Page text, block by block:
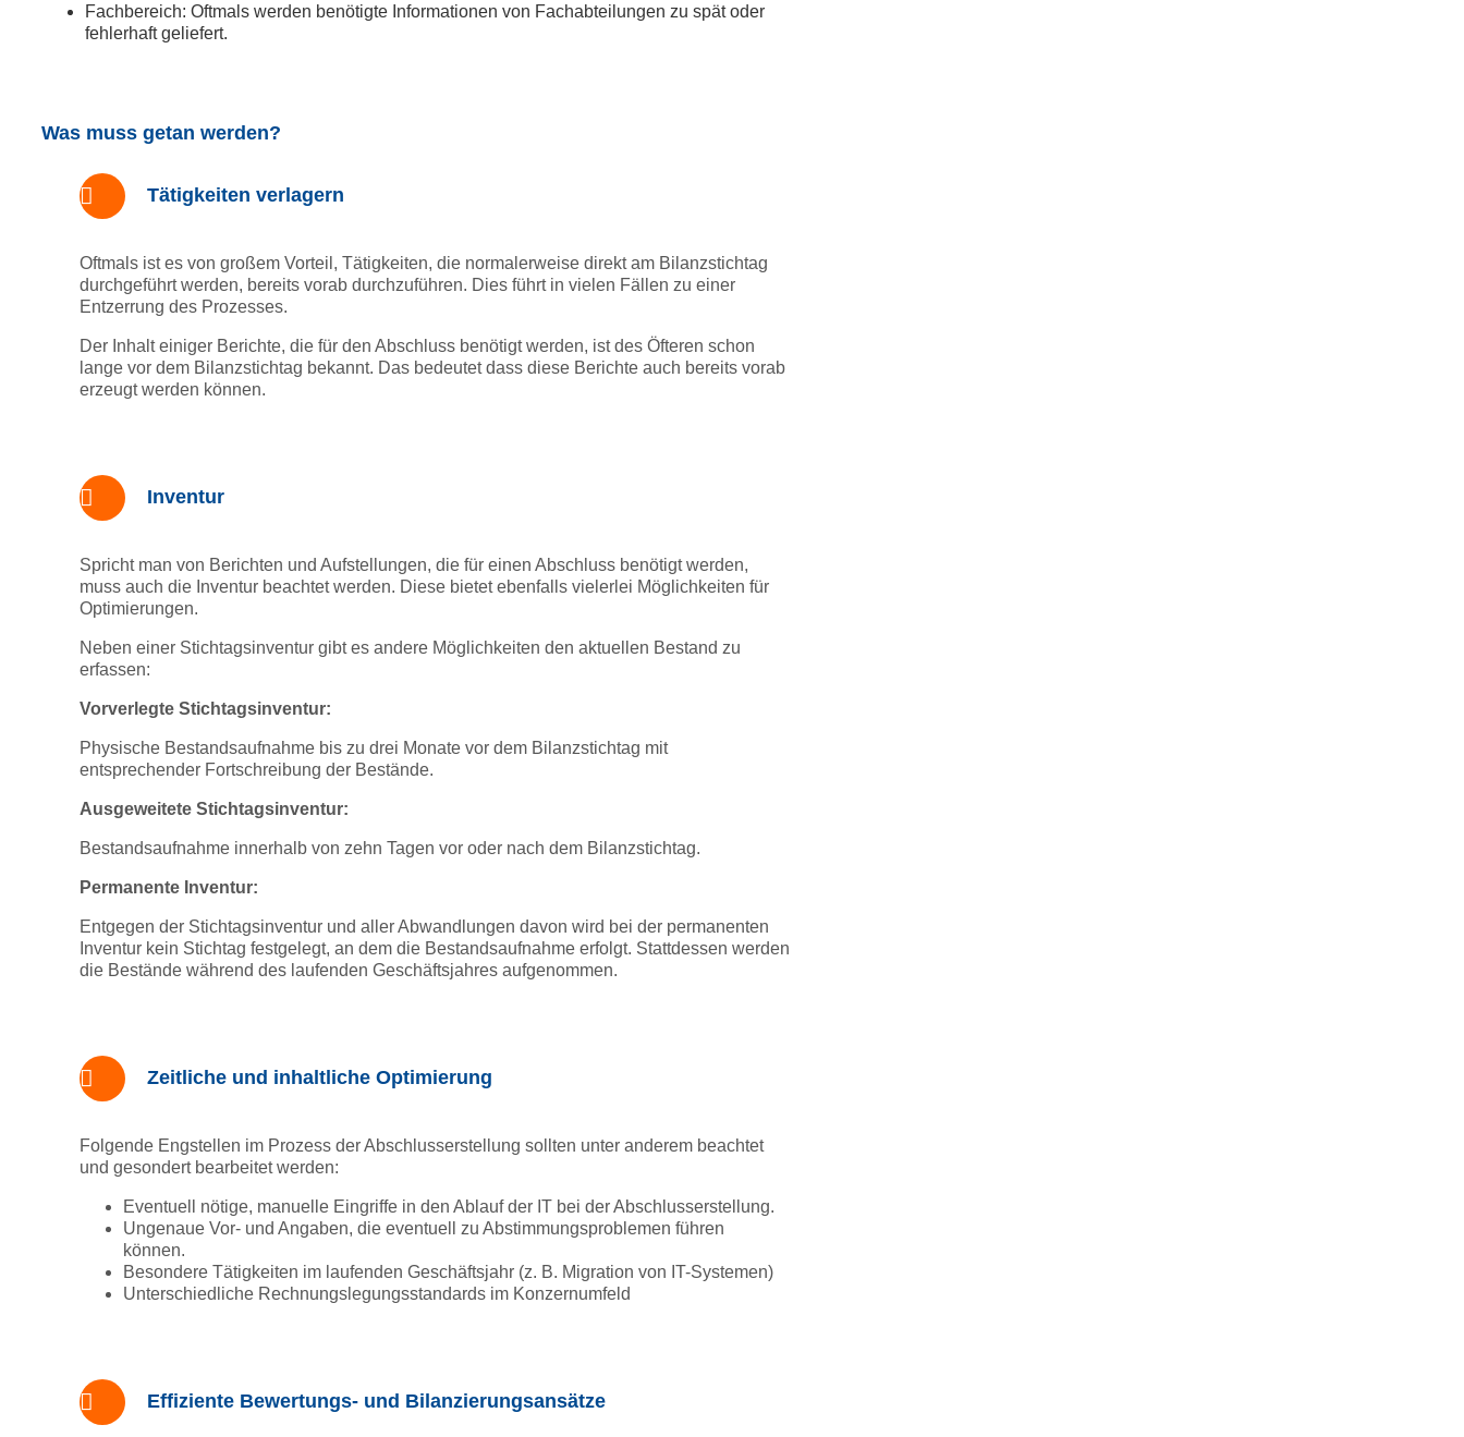
Fachbereich: Oftmals werden benötigte Informationen von Fachabteilungen zu spät oder
fehlerhaft geliefert.
Was muss getan werden?
Tätigkeiten verlagern
Oftmals ist es von großem Vorteil, Tätigkeiten, die normalerweise direkt am Bilanzstichtag
durchgeführt werden, bereits vorab durchzuführen. Dies führt in vielen Fällen zu einer
Entzerrung des Prozesses.
Der Inhalt einiger Berichte, die für den Abschluss benötigt werden, ist des Öfteren schon
lange vor dem Bilanzstichtag bekannt. Das bedeutet dass diese Berichte auch bereits vorab
erzeugt werden können.
Inventur
Spricht man von Berichten und Aufstellungen, die für einen Abschluss benötigt werden,
muss auch die Inventur beachtet werden. Diese bietet ebenfalls vielerlei Möglichkeiten für
Optimierungen.
Neben einer Stichtagsinventur gibt es andere Möglichkeiten den aktuellen Bestand zu
erfassen:
Vorverlegte Stichtagsinventur:
Physische Bestandsaufnahme bis zu drei Monate vor dem Bilanzstichtag mit
entsprechender Fortschreibung der Bestände.
Ausgeweitete Stichtagsinventur:
Bestandsaufnahme innerhalb von zehn Tagen vor oder nach dem Bilanzstichtag.
Permanente Inventur:
Entgegen der Stichtagsinventur und aller Abwandlungen davon wird bei der permanenten
Inventur kein Stichtag festgelegt, an dem die Bestandsaufnahme erfolgt. Stattdessen werden
die Bestände während des laufenden Geschäftsjahres aufgenommen.
Zeitliche und inhaltliche Optimierung
Folgende Engstellen im Prozess der Abschlusserstellung sollten unter anderem beachtet
und gesondert bearbeitet werden:
Eventuell nötige, manuelle Eingriffe in den Ablauf der IT bei der Abschlusserstellung.
Ungenaue Vor- und Angaben, die eventuell zu Abstimmungsproblemen führen
können.
Besondere Tätigkeiten im laufenden Geschäftsjahr (z. B. Migration von IT-Systemen)
Unterschiedliche Rechnungslegungsstandards im Konzernumfeld
Effiziente Bewertungs- und Bilanzierungsansätze